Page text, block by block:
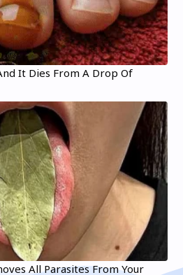
It Dies From A Drop Of
All Parasites From Your